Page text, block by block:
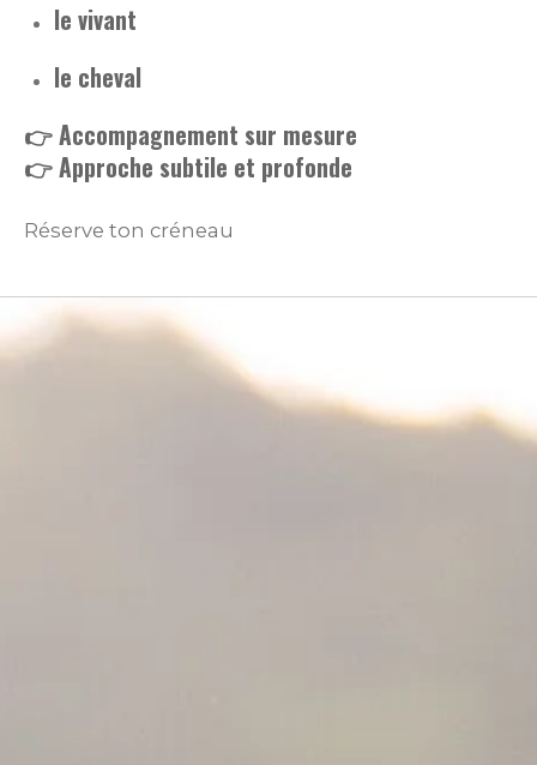
le vivant
le cheval
👉 Accompagnement sur mesure
👉 Approche subtile et profonde
Réserve ton créneau